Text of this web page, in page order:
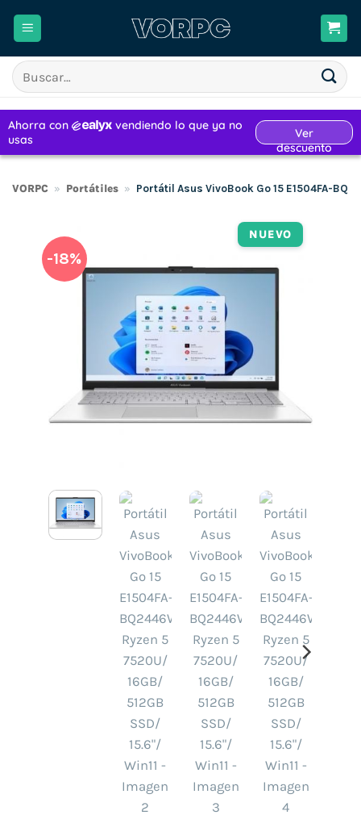
Buscar
por:
VORPC » Portátiles » Portátil Asus VivoBook Go 15 E1504FA-
NUEVO
-18%